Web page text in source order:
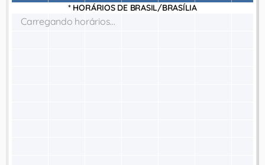
* HORÁRIOS DE BRASIL/BRASÍLIA
Carregando horários...